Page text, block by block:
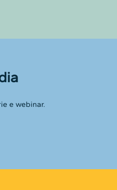
e webinar.